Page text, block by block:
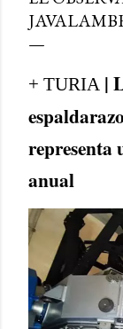
+ TURIA |
representa
anual